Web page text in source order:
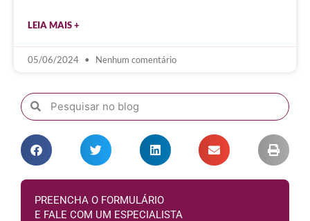
LEIA MAIS +
05/06/2024 Nenhum comentário
PREENCHA O FORMULÁRIO
E FALE COM UM ESPECIALISTA